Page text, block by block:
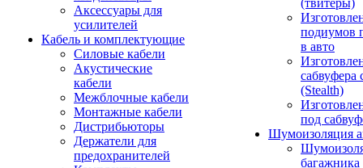
Аксессуары для
усилителей
Кабель и комплектующие
Силовые кабели
Акустические
кабели
Межблочные кабели
Монтажные кабели
Дистрибьюторы
Держатели для
предохранителей
(твитеры)
подиумов
в авто
сабвуфера
(Stealth)
под
Шумоизоляция
багажника